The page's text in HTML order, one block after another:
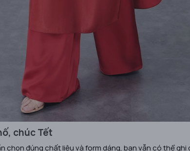
chúc Tết
chọn đúng chất liệu và form dáng, bạn vẫn có thể